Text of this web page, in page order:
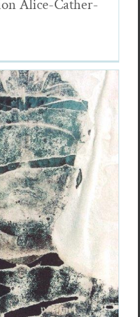
Alice-Cather­
Dauphin à
pour un soleil
Nim­rod